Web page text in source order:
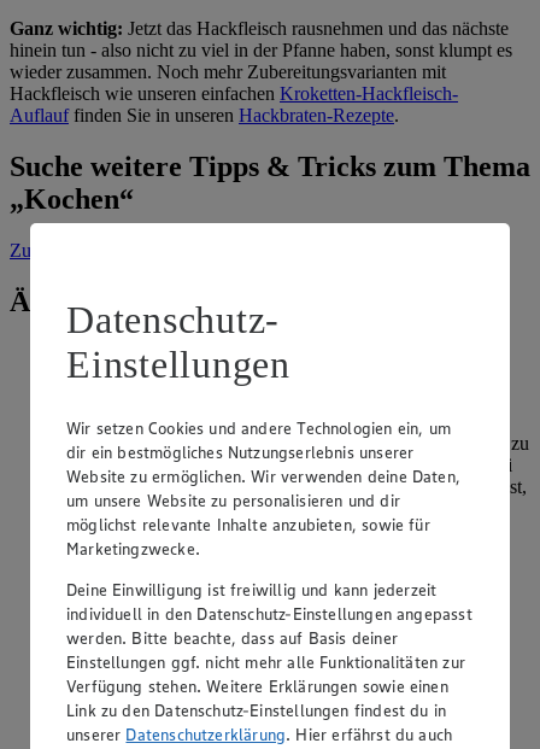
Ganz wichtig: Jetzt das Hackfleisch rausnehmen und das nächste
hinein tun - also nicht zu viel in der Pfanne haben, sonst klumpt es
wieder zusammen. Noch mehr Zubereitungsvarianten mit
Hackfleisch wie unseren einfachen Kroketten-Hackfleisch-
Auflauf finden Sie in unseren Hackbraten-Rezepte.
Suche weitere Tipps & Tricks zum Thema
„Kochen“
Zur Suche
Ähnliche Inhalte
Woraus besteht Tofu?
Tofu entsteht aus eingeweichten, pürierten Sojabohnen, die zu
Sojamilch verarbeitet und mit Gerinnungsmitteln wie Nigari
oder Calciumsulfat versetzt werden. Die Masse wird gepresst,
wodurch der feste Sojablock entsteht. Tofu ist proteinreich,
fettarm…
weiterlesen
Wie bereitet man Rinderrouladen zu?
Kategorie:
Kochen
Rinderrouladen werden flach geklopft, mit Senf bestrichen,
mit Speck, Gurken und Zwiebeln belegt, aufgerollt und
Datenschutz-
Einstellungen
Wir setzen Cookies und andere Technologien ein, um
dir ein bestmögliches Nutzungserlebnis unserer
Website zu ermöglichen. Wir verwenden deine Daten,
um unsere Website zu personalisieren und dir
möglichst relevante Inhalte anzubieten, sowie für
Marketingzwecke.
Deine Einwilligung ist freiwillig und kann jederzeit
individuell in den Datenschutz-Einstellungen angepasst
werden. Bitte beachte, dass auf Basis deiner
Einstellungen ggf. nicht mehr alle Funktionalitäten zur
Verfügung stehen. Weitere Erklärungen sowie einen
Link zu den Datenschutz-Einstellungen findest du in
unserer Datenschutzerklärung. Hier erfährst du auch